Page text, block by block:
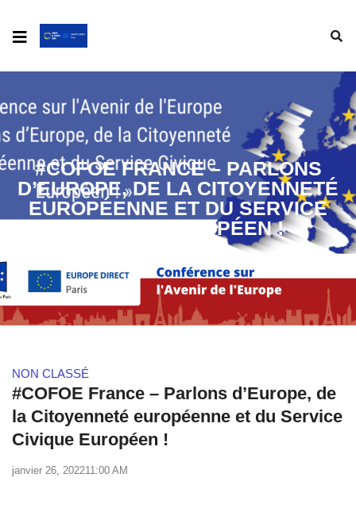
#COFOE FRANCE – PARLONS
D’EUROPE, DE LA CITOYENNETÉ
EUROPÉENNE ET DU SERVICE
CIVIQUE EUROPÉEN !
NON CLASSÉ
#COFOE France – Parlons d’Europe, de
la Citoyenneté européenne et du Service
Civique Européen !
janvier 26, 202211:00 AM